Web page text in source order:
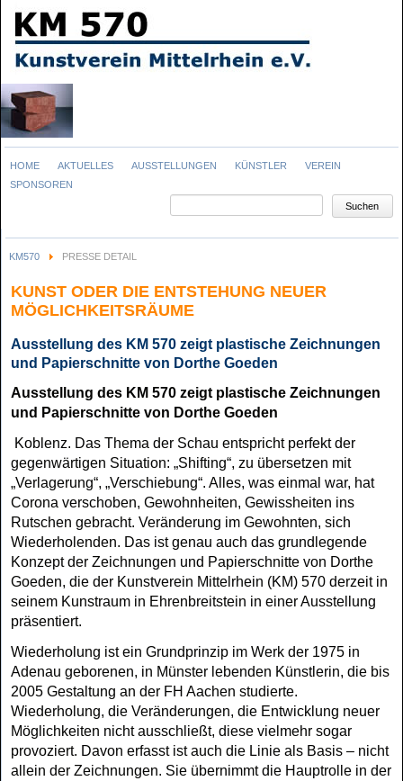
Navigation
überspringen
HOME AKTUELLES AUSSTELLUNGEN KÜNSTLER
VEREIN
SPONSOREN
Suchen
KM570 PRESSE DETAIL
KUNST ODER DIE ENTSTEHUNG NEUER
MÖGLICHKEITSRÄUME
Ausstellung des KM 570 zeigt plastische Zeichnungen
und Papierschnitte von Dorthe Goeden
Ausstellung des KM 570 zeigt plastische Zeichnungen
und Papierschnitte von Dorthe Goeden
Koblenz. Das Thema der Schau entspricht perfekt der
gegenwärtigen Situation: „Shifting“, zu übersetzen mit
„Verlagerung“, „Verschiebung“. Alles, was einmal war, hat
Corona verschoben, Gewohnheiten, Gewissheiten ins
Rutschen gebracht. Veränderung im Gewohnten, sich
Wiederholenden. Das ist genau auch das grundlegende
Konzept der Zeichnungen und Papierschnitte von Dorthe
Goeden, die der Kunstverein Mittelrhein (KM) 570 derzeit in
seinem Kunstraum in Ehrenbreitstein in einer Ausstellung
präsentiert.
Wiederholung ist ein Grundprinzip im Werk der 1975 in
Adenau geborenen, in Münster lebenden Künstlerin, die bis
2005 Gestaltung an der FH Aachen studierte.
Wiederho lung, die Veränderungen, die Entwicklung neuer
Möglichkeiten nicht ausschließt, diese vielmehr sogar
provoziert. Davon erfasst ist auch die Linie als Basis – nicht
allein der Zeichnungen. Sie übernimmt die Hauptrolle in der